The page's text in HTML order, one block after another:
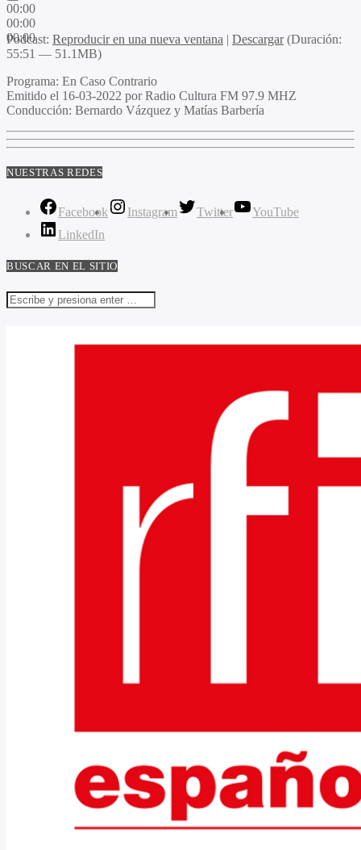
00:00
00:00
00:00
Podcast: Reproducir en una nueva ventana | Descargar(Duración:
55:51 — 51.1MB)
Programa: En Caso Contrario
Emitido el 16-03-2022 por Radio Cultura FM 97.9 MHZ
Conducción: Bernardo Vázquez y Matías Barbería
NUESTRAS REDES
Facebook Instagram Twitter
YouTube
LinkedIn
BUSCAR EN EL SITIO